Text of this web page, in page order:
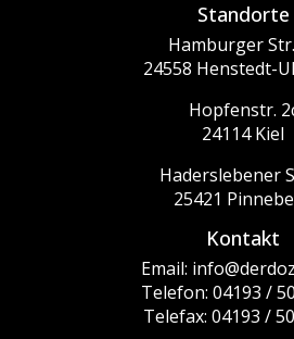
Standorte
Hamburger
24558 Henstedt-
Hopfenstr.
24114 Kiel
Haderslebener
25421
Kontakt
Email:
Telefon: 04193 /
Telefax: 04193 /